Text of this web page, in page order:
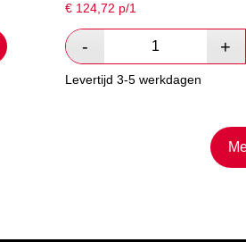
€ 124,72 p/1
Levertijd 3-5 werkdagen